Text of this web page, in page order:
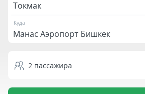
Куда
2 пассажира